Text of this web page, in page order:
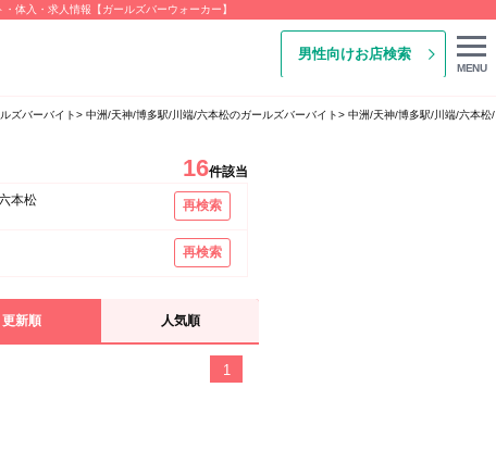
体入・求人情報【ガールズバーウォーカー】
男性向けお店検索
MENU
ズバーバイト 中洲/天神/博多駅/川端/六本松のガールズバーバイト
中洲/天神/博多駅/川端/六本松/
16件該当
本松 再検索
再検索
更新順 人気順
1